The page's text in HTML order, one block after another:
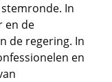
In
en de
de regering. In
en